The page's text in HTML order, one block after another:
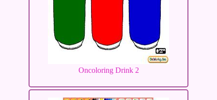
Oncoloring Drink 2